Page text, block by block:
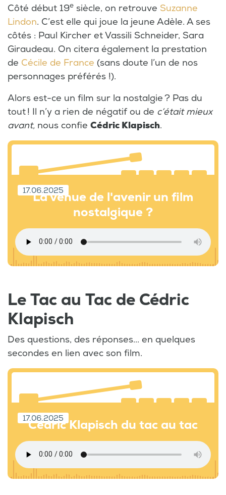
Côté début 19e siècle, on retrouve Suzanne
Lindon. C’est elle qui joue la jeune Adèle. A ses
côtés : Paul Kircher et Vassili Schneider, Sara
Giraudeau. On citera également la prestation
de Cécile de France (sans doute l’un de nos
personnages préférés !).
Alors est-ce un film sur la nostalgie ? Pas du
tout ! Il n’y a rien de négatif ou de c’était mieux
avant, nous confie Cédric Klapisch.
17.06.2025
La venue de l'avenir un film
nostalgique ?
Le Tac au Tac de Cédric
Klapisch
Des questions, des réponses... en quelques
secondes en lien avec son film.
17.06.2025
Cédric Klapisch du tac au tac